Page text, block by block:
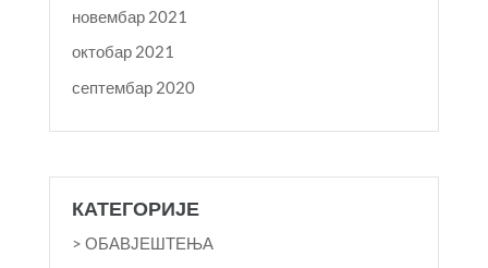
новембар 2021
октобар 2021
септембар 2020
КАТЕГОРИЈЕ
> ОБАВЈЕШТЕЊА